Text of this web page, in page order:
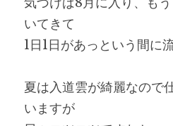
いてきて
1日1日があっという間に
夏は入道雲が綺麗なので
いますが